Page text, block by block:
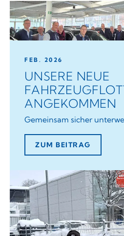
FEB. 2026
UNSERE NEUE
ANGEKOMMEN
Gemeinsam sicher
ZUM BEITRAG